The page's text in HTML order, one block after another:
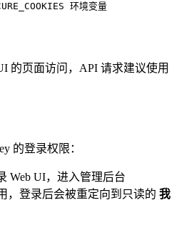
环境变量
的页面访问，API 请求建议使用
的登录权限：
Web UI，进入管理后台
，登录后会被重定向到只读的 我